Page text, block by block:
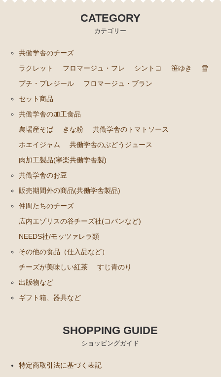
CATEGORY
カテゴリー
共働学舎のチーズ
ラクレット
フロマージュ・フレ シントコ 笹ゆき
雪
プチ・プレジール
フロマージュ・ブラン
セット商品
共働学舎の加工食品
農場産そば
きな粉
共働学舎のトマトソース
ホエイジャム
共働学舎のぶどうジュース
肉加工製品(寧楽共働学舎製)
共働学舎のお豆
販売期間外の商品(共働学舎製品)
仲間たちのチーズ
広内エゾリスの谷チーズ社(コバンなど)
NEEDS社/モッツァレラ類
その他の食品（仕入品など）
チーズが美味しい紅茶
すじ青のり
出版物など
ギフト箱、器具など
SHOPPING GUIDE
ショッピングガイド
特定商取引法に基づく表記